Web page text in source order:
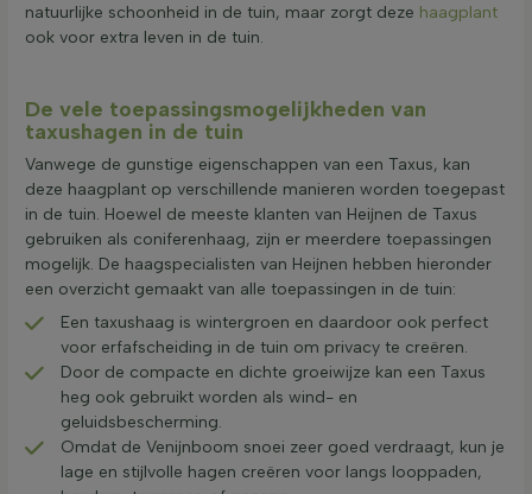
natuurlijke schoonheid in de tuin, maar zorgt deze haagplant
ook voor extra leven in de tuin.
De vele toepassingsmogelijkheden van
taxushagen in de tuin
Vanwege de gunstige eigenschappen van een Taxus, kan
deze haagplant op verschillende manieren worden toegepast
in de tuin. Hoewel de meeste klanten van Heijnen de Taxus
gebruiken als coniferenhaag, zijn er meerdere toepassingen
mogelijk. De haagspecialisten van Heijnen hebben hieronder
een overzicht gemaakt van alle toepassingen in de tuin:
Een taxushaag is wintergroen en daardoor ook perfect
voor erfafscheiding in de tuin om privacy te creëren.
Door de compacte en dichte groeiwijze kan een Taxus
heg ook gebruikt worden als wind- en
geluidsbescherming.
Omdat de Venijnboom snoei zeer goed verdraagt, kun je
lage en stijlvolle hagen creëren voor langs looppaden,